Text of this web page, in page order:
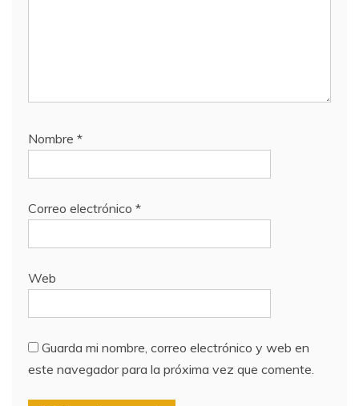
Nombre *
Correo electrónico *
Web
Guarda mi nombre, correo electrónico y web en
este navegador para la próxima vez que comente.